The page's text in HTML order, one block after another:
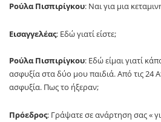
Ρούλα Πισπιρίγκου: Ναι για μια
Εισαγγελέας: Εδώ γιατί είστε;
Ρούλα Πισπιρίγκου: Εδώ είμαι γιατί
ασφυξία στα δύο μου παιδιά. Από τις 24
ασφυξία. Πως το ήξεραν;
Πρόεδρος: Γράψατε σε ανάρτηση σας «